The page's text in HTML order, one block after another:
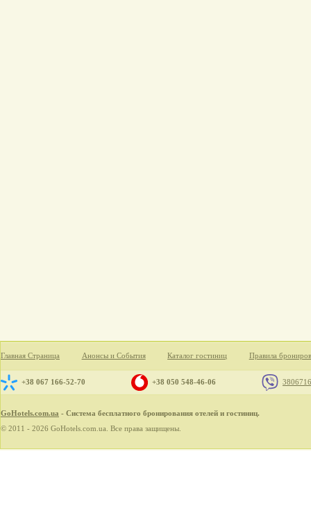
Главная Страница Анонсы и События Каталог гостиниц Правила
+38 067 166-52-70 +38 050 548-46-06
GoHotels.com.ua - Система бесплатного бронирования отелей и гостиниц.
© 2011 - 2026 GoHotels.com.ua. Все права защищены.